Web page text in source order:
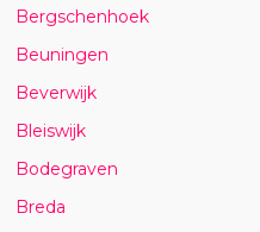
Bergschenhoek
Beuningen
Beverwijk
Bleiswijk
Bodegraven
Breda